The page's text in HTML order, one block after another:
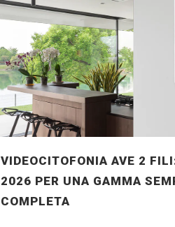
VIDEOCITOFONIA AVE 2
2026 PER UNA GAMMA
COMPLETA